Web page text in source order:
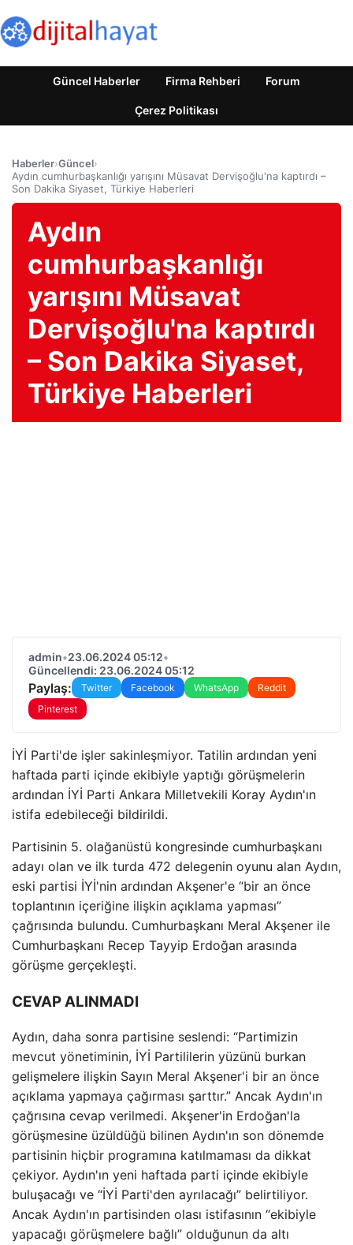
Güncel Haberler Firma Rehberi Forum
Çerez Politikası
Haberler›Güncel›
Aydın cumhurbaşkanlığı yarışını Müsavat Dervişoğlu'na kaptırdı –
Son Dakika Siyaset, Türkiye Haberleri
Aydın
cumhurbaşkanlığı
yarışını Müsavat
Dervişoğlu'na kaptırdı
– Son Dakika Siyaset,
Türkiye Haberleri
admin•23.06.2024 05:12•
Güncellendi: 23.06.2024 05:12
Paylaş: Twitter Facebook WhatsApp
Reddit
Pinterest
İYİ Parti'de işler sakinleşmiyor. Tatilin ardından yeni
haftada parti içinde ekibiyle yaptığı görüşmelerin
ardından İYİ Parti Ankara Milletvekili Koray Aydın'ın
istifa edebileceği bildirildi.
Partisinin 5. olağanüstü kongresinde cumhurbaşkanı
adayı olan ve ilk turda 472 delegenin oyunu alan Aydın,
eski partisi İYİ'nin ardından Akşener'e “bir an önce
toplantının içeriğine ilişkin açıklama yapması”
çağrısında bulundu. Cumhurbaşkanı Meral Akşener ile
Cumhurbaşkanı Recep Tayyip Erdoğan arasında
görüşme gerçekleşti.
CEVAP ALINMADI
Aydın, daha sonra partisine seslendi: “Partimizin
mevcut yönetiminin, İYİ Partililerin yüzünü burkan
gelişmelere ilişkin Sayın Meral Akşener'i bir an önce
açıklama yapmaya çağırması şarttır.” Ancak Aydın'ın
çağrısına cevap verilmedi. Akşener'in Erdoğan'la
görüşmesine üzüldüğü bilinen Aydın'ın son dönemde
partisinin hiçbir programına katılmaması da dikkat
çekiyor. Aydın'ın yeni haftada parti içinde ekibiyle
buluşacağı ve “İYİ Parti'den ayrılacağı” belirtiliyor.
Ancak Aydın'ın partisinden olası istifasının “ekibiyle
yapacağı görüşmelere bağlı” olduğunun da altı